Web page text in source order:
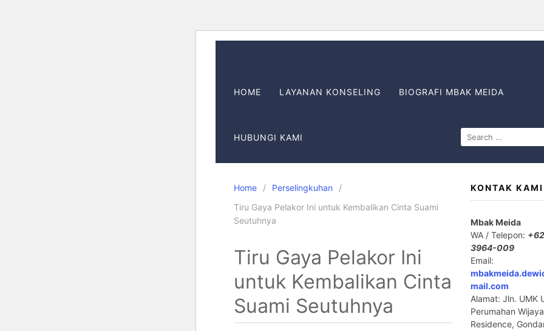
HOME LAYANAN KONSELING BIOGRAFI MBAK MEIDA
HUBUNGI KAMI
Home
Perselingkuhan
Tiru Gaya Pelakor Ini untuk Kembalikan Cinta Suami
Seutuhnya
Tiru Gaya Pelakor Ini
untuk Kembalikan Cinta
Suami Seutuhnya
KONTAK KAMI
Mbak Meida
WA / Telepon:
3964-009
Email:
mail.com
Alamat: Jln. UMK
Perumahan
Residence,